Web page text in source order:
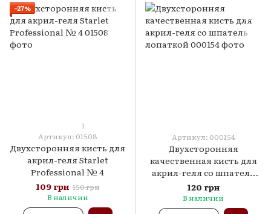
−27%
1
Артикул: 01508
Двухсторонняя кисть для
акрил-геля Starlet
Professional № 4
109 грн 150 грн
В наличии
Артикул: 000154
Двухсторонняя
качественная кисть для
акрил-геля со шпатель
лопаткой
120 грн
В наличии